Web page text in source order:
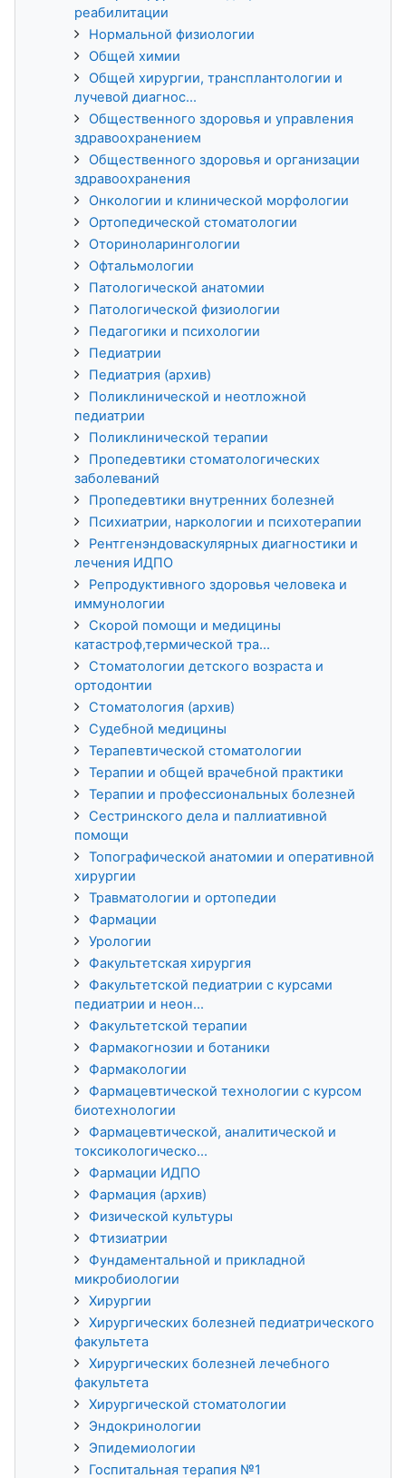
реабилитации
Нормальной физиологии
Общей химии
Общей хирургии, трансплантологии и
лучевой диагнос...
Общественного здоровья и управления
здравоохранением
Общественного здоровья и организации
здравоохранения
Онкологии и клинической морфологии
Ортопедической стоматологии
Оториноларингологии
Офтальмологии
Патологической анатомии
Патологической физиологии
Педагогики и психологии
Педиатрии
Педиатрия (архив)
Поликлинической и неотложной
педиатрии
Поликлинической терапии
Пропедевтики стоматологических
заболеваний
Пропедевтики внутренних болезней
Психиатрии, наркологии и психотерапии
Рентгенэндоваскулярных диагностики и
лечения ИДПО
Репродуктивного здоровья человека и
иммунологии
Скорой помощи и медицины
катастроф,термической тра...
Стоматологии детского возраста и
ортодонтии
Стоматология (архив)
Судебной медицины
Терапевтической стоматологии
Терапии и общей врачебной практики
Терапии и профессиональных болезней
Сестринского дела и паллиативной
помощи
Топографической анатомии и оперативной
хирургии
Травматологии и ортопедии
Фармации
Урологии
Факультетская хирургия
Факультетской педиатрии с курсами
педиатрии и неон...
Факультетской терапии
Фармакогнозии и ботаники
Фармакологии
Фармацевтической технологии с курсом
биотехнологии
Фармацевтической, аналитической и
токсикологическо...
Фармации ИДПО
Фармация (архив)
Физической культуры
Фтизиатрии
Фундаментальной и прикладной
микробиологии
Хирургии
Хирургических болезней педиатрического
факультета
Хирургических болезней лечебного
факультета
Хирургической стоматологии
Эндокринологии
Эпидемиологии
Госпитальная терапия №1